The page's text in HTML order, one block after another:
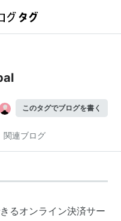
このタグでブログを書く
関連ブログ
るオンライン決済サー